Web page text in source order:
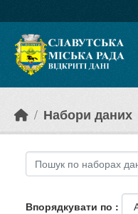
Набори даних
Впорядкувати по